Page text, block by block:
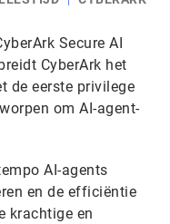
Secure AI
CyberArk het
de eerste privilege
om AI-agent-
AI-agents
en de efficiëntie
krachtige en